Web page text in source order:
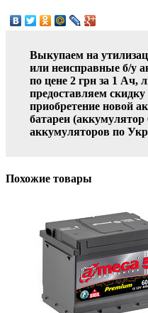
Выкупаем на
или неисправные б/у
по цене 2 грн за 1 Ач,
предоставляем скидку
приобретение новой
батареи (аккумулятор
аккумуляторов по
Похожие товары